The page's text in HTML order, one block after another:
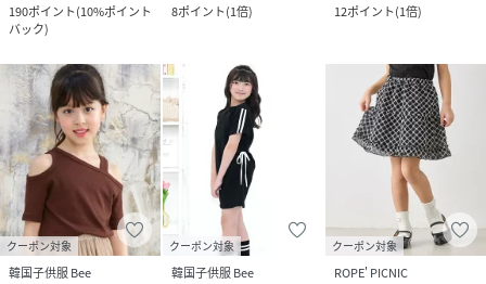
190ポイント(10%ポイント
バック)
8ポイント(1倍)
12ポイント(1倍)
クーポン対象
韓国子供服 Bee
クーポン対象
韓国子供服 Bee
クーポン対象
ROPE' PICNIC